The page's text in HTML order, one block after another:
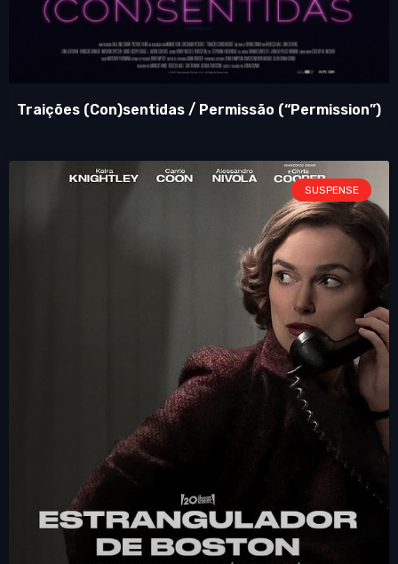
Traições (Con)sentidas / Permissão (“Permission”)
SUSPENSE